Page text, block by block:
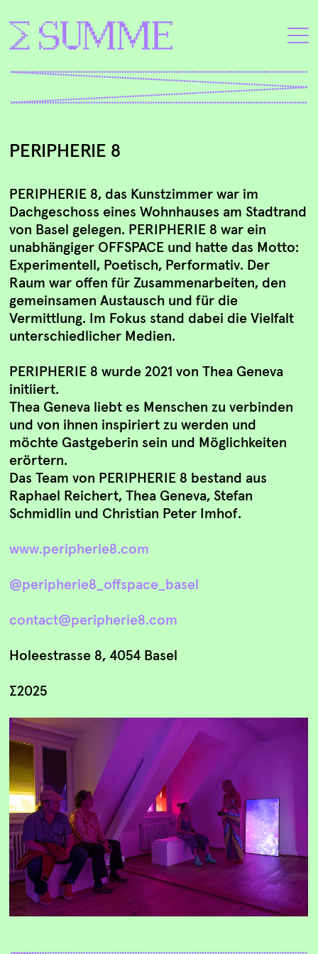
PERIPHERIE 8
PERIPHERIE 8, das Kunstzimmer war im
Dachgeschoss eines Wohnhauses am Stadtrand
von Basel gelegen. PERIPHERIE 8 war ein
unabhängiger OFFSPACE und hatte das Motto:
Experimentell, Poetisch, Performativ. Der
Raum war offen für Zusammenarbeiten, den
gemeinsamen Austausch und für die
Vermittlung. Im Fokus stand dabei die Vielfalt
unterschiedlicher Medien.
PERIPHERIE 8 wurde 2021 von Thea Geneva
initiiert.
Thea Geneva liebt es Menschen zu verbinden
und von ihnen inspiriert zu werden und
möchte Gastgeberin sein und Möglichkeiten
erörtern.
Das Team von PERIPHERIE 8 bestand aus
Raphael Reichert, Thea Geneva, Stefan
Schmidlin und Christian Peter Imhof.
www.peripherie8.com
@peripherie8_offspace_basel
contact@peripherie8.com
Holeestrasse 8, 4054 Basel
∑2025